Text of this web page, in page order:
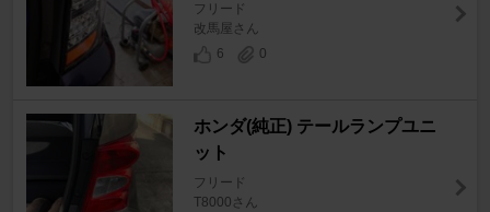
フリード
改馬屋さん
6
0
ホンダ(純正) テールランプユニ
ット
フリード
T8000さん